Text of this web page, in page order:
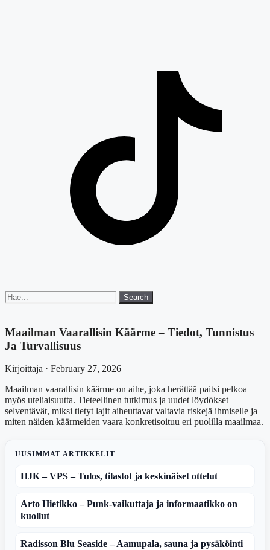
Search
for:
Search
Maailman Vaarallisin Käärme – Tiedot, Tunnistus
Ja Turvallisuus
Kirjoittaja · February 27, 2026
Maailman vaarallisin käärme on aihe, joka herättää paitsi pelkoa
myös uteliaisuutta. Tieteellinen tutkimus ja uudet löydökset
selventävät, miksi tietyt lajit aiheuttavat valtavia riskejä ihmiselle ja
miten näiden käärmeiden vaara konkretisoituu eri puolilla maailmaa.
UUSIMMAT ARTIKKELIT
HJK – VPS – Tulos, tilastot ja keskinäiset ottelut
Arto Hietikko – Punk-vaikuttaja ja informaatikko on
kuollut
Radisson Blu Seaside – Aamupala, sauna ja pysäköinti